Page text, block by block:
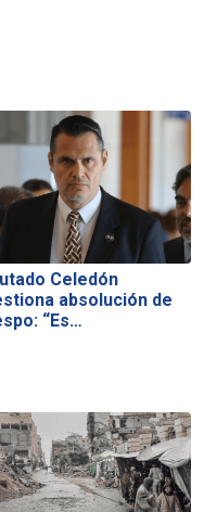
Celedón
absolución de
“Es…